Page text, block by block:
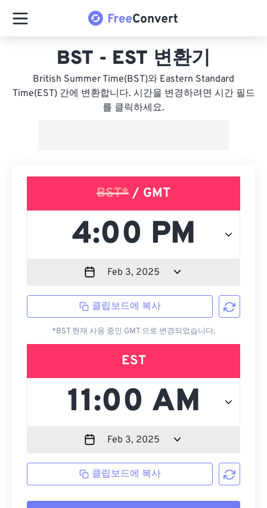
BST - EST 변환기
British Summer Time(BST)와 Eastern Standard
Time(EST) 간에 변환합니다. 시간을 변경하려면 시간 필드
를 클릭하세요.
BST* / GMT
클립보드에 복사
*BST 현재 사용 중인 GMT 으로 변경되었습니다.
EST
클립보드에 복사